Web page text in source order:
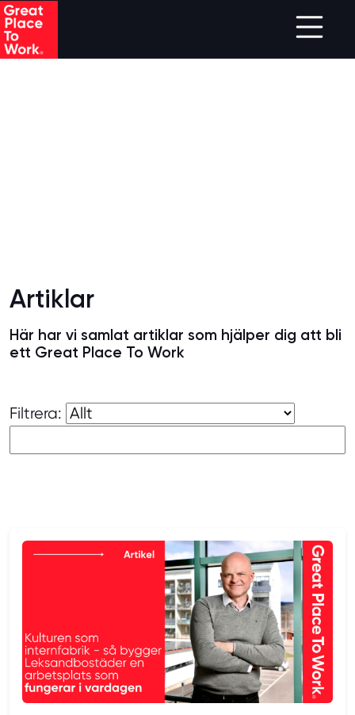
Artiklar
Här har vi samlat artiklar som hjälper dig att bli
ett Great Place To Work
Filtrera: